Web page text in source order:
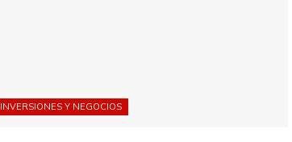
INVERSIONES Y NEGOCIOS